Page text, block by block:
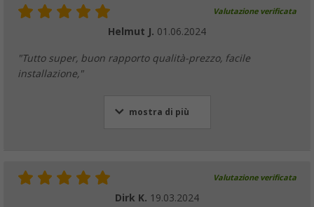
Valutazione verificata
Helmut J. 01.06.2024
"Tutto super, buon rapporto qualità-prezzo, facile
installazione,"
mostra di più
Valutazione verificata
Dirk K. 19.03.2024